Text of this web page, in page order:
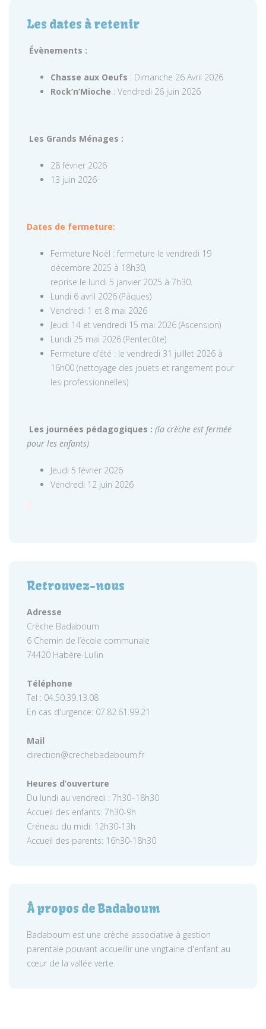
Les dates à retenir
Évènements :
Chasse aux Oeufs : Dimanche 26 Avril 2026
Rock’n’Mioche : Vendredi 26 juin 2026
Les Grands Ménages :
28 février 2026
13 juin 2026
Dates de fermeture:
Fermeture Noël : fermeture le vendredi 19
décembre 2025 à 18h30,
reprise le lundi 5 janvier 2025 à 7h30.
Lundi 6 avril 2026 (Pâques)
Vendredi 1 et 8 mai 2026
Jeudi 14 et vendredi 15 mai 2026 (Ascension)
Lundi 25 mai 2026 (Pentecôte)
Fermeture d’été : le vendredi 31 juillet 2026 à
16h00 (nettoyage des jouets et rangement pour
les professionnelles)
Les journées pédagogiques : (la crèche est fermée
pour les enfants)
Jeudi 5 février 2026
Vendredi 12 juin 2026
Retrouvez-nous
Adresse
Crèche Badaboum
6 Chemin de l’école communale
74420 Habère-Lullin
Téléphone
Tel : 04.50.39.13.08
En cas d'urgence: 07.82.61.99.21
Mail
direction@crechebadaboum.fr
Heures d’ouverture
Du lundi au vendredi : 7h30–18h30
Accueil des enfants: 7h30-9h
Créneau du midi: 12h30-13h
Accueil des parents: 16h30-18h30
À propos de Badaboum
Badaboum est une crèche associative à gestion
parentale pouvant accueillir une vingtaine d'enfant au
cœur de la vallée verte.